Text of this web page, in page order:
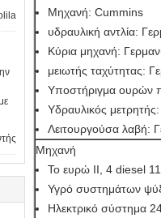
Μηχανή: Cummins
υδραυλική αντλία:
Κύρια μηχανή:
μειωτής ταχύτητας:
Υποστήριγμα ουρών
Υδραυλικός
Λειτουργούσα λαβή:
Μηχανή
Το ευρώ ΙΙ, 4 diesel
Υγρό συστημάτων
Ηλεκτρικό σύστημα